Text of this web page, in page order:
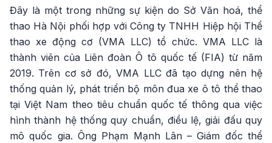
Đây là một trong những sự kiện do Sở Văn hoá, thể
thao Hà Nội phối hợp với Công ty TNHH Hiệp hội Thể
thao xe động cơ (VMA LLC) tổ chức. VMA LLC là
thành viên của Liên đoàn Ô tô quốc tế (FIA) từ năm
2019. Trên cơ sở đó, VMA LLC đã tạo dựng nên hệ
thống quản lý, phát triển bộ môn đua xe ô tô thể thao
tại Việt Nam theo tiêu chuẩn quốc tế thông qua việc
hình thành hệ thống quy chuẩn, điều lệ, giải đấu quy
mô quốc gia. Ông Phạm Mạnh Lân – Giám đốc thể